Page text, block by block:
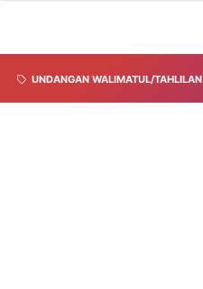
UNDANGAN WALIMATUL/TAHLILAN